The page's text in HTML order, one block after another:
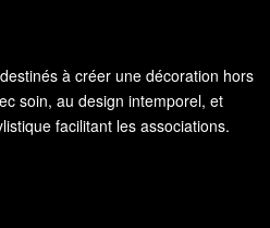
à créer une décoration hors
soin, au design intemporel, et
facilitant les associations.